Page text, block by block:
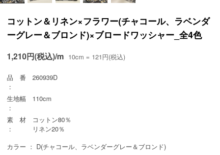
コットン＆リネン×フラワー(チャコール、ラベンダ
ーグレー＆ブロンド)×ブロードワッシャー_全4色
1,210円(税込)/m 10cm = 121円(税込)
品 番
：
260939D
生地幅
：
110cm
素 材
：
コットン80％
リネン20％
カラー ： D(チャコール、ラベンダーグレー＆ブロンド)